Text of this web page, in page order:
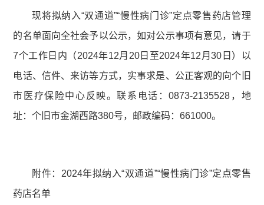
现将拟纳入“双通道”“慢性病门诊”定点零售药店管理
的名单面向全社会予以公示，如对公示事项有意见，请于
7个工作日内（2024年12月20日至2024年12月30日）以
电话、信件、来访等方式，实事求是、公正客观的向个旧
市医疗保险中心反映。联系电话：0873-2135528，地
址：个旧市金湖西路380号，邮政编码：661000。
附件：2024年拟纳入“双通道”“慢性病门诊”定点零售
药店名单